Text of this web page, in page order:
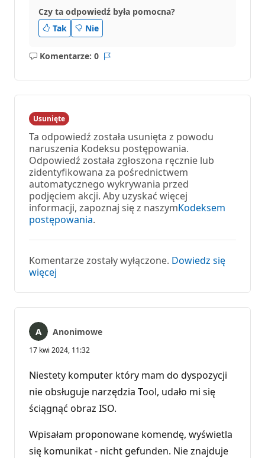
Czy ta odpowiedź była pomocna?
Tak
Nie
Komentarze: 0
Brak
Usunięte
Ta odpowiedź została usunięta z powodu
naruszenia Kodeksu postępowania.
Odpowiedź została zgłoszona ręcznie lub
zidentyfikowana za pośrednictwem
automatycznego wykrywania przed
podjęciem akcji. Aby uzyskać więcej
informacji, zapoznaj się z naszymKodeksem
postępowania.
Komentarze zostały wyłączone. Dowiedz się
więcej
Anonimowe
17 kwi 2024, 11:32
Niestety komputer który mam do dyspozycji
nie obsługuje narzędzia Tool, udało mi się
ściągnąć obraz ISO.
Wpisałam proponowane komendę, wyświetla
się komunikat - nicht gefunden. Nie znajduje